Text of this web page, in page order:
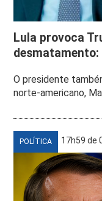
Lula provoca
desmatamento:
O presidente
norte-americano,
POLÍTICA 17h59 de